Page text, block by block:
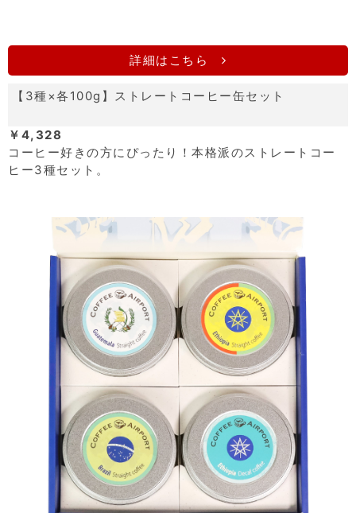
詳細はこちら
【3種×各100g】ストレートコーヒー缶セット
￥4,328
コーヒー好きの方にぴったり！本格派のストレートコー
ヒー3種セット。